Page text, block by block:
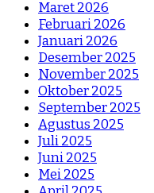
Maret 2026
Februari 2026
Januari 2026
Desember 2025
November 2025
Oktober 2025
September 2025
Agustus 2025
Juli 2025
Juni 2025
Mei 2025